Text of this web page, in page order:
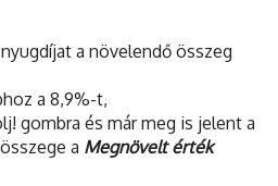
a növelendő összeg
a 8,9%-t,
gombra és már meg is jelent a
a Megnövelt érték